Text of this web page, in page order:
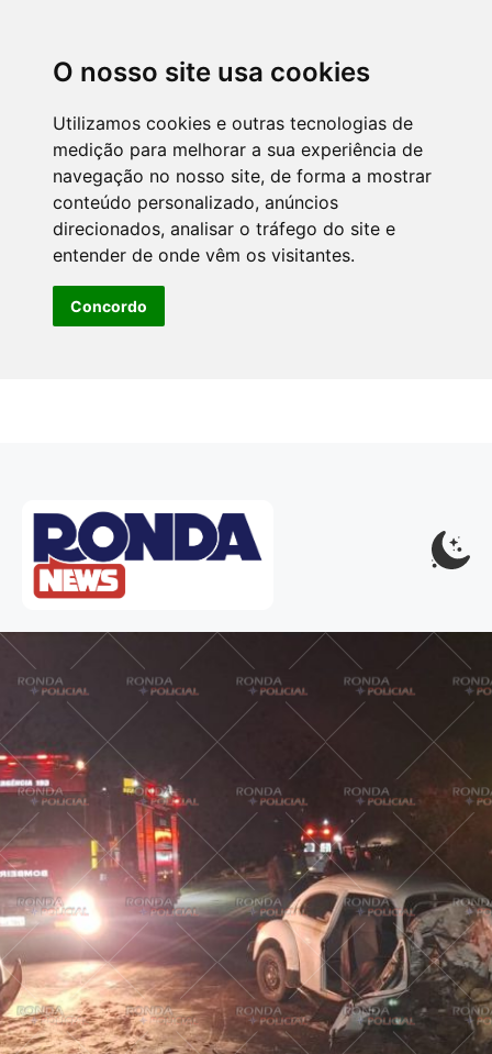
O nosso site usa cookies
Utilizamos cookies e outras tecnologias de
medição para melhorar a sua experiência de
navegação no nosso site, de forma a mostrar
conteúdo personalizado, anúncios
direcionados, analisar o tráfego do site e
entender de onde vêm os visitantes.
Concordo